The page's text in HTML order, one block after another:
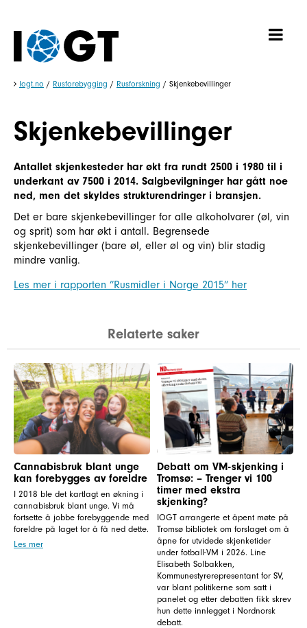
Iogt.no / Rusforebygging / Rusforskning / Skjenkebevillinger
Skjenkebevillinger
Antallet skjenkesteder har økt fra rundt 2500 i 1980 til i
underkant av 7500 i 2014. Salgbevilgninger har gått noe
ned, men det skyldes strukturendringer i bransjen.
Det er bare skjenkebevillinger for alle alkoholvarer (øl, vin
og sprit) som har økt i antall. Begrensede
skjenkebevillinger (bare øl, eller øl og vin) blir stadig
mindre vanlig.
Les mer i rapporten ”Rusmidler i Norge 2015” her
Relaterte saker
Cannabisbruk blant unge
kan forebygges av foreldre
I 2018 ble det kartlagt en økning i
cannabisbruk blant unge. Vi må
fortsette å jobbe forebyggende med
foreldre på laget for å få ned dette.
Les mer
Debatt om VM-skjenking i
Tromsø: – Trenger vi 100
timer med ekstra
skjenking?
IOGT arrangerte et åpent møte på
Tromsø bibliotek om forslaget om å
åpne for utvidede skjenketider
under fotball-VM i 2026. Line
Elisabeth Solbakken,
Kommunestyrerepresentant for SV,
var blant politikerne som satt i
panelet og etter debatten fikk skrev
hun dette innlegget i Nordnorsk
debatt.